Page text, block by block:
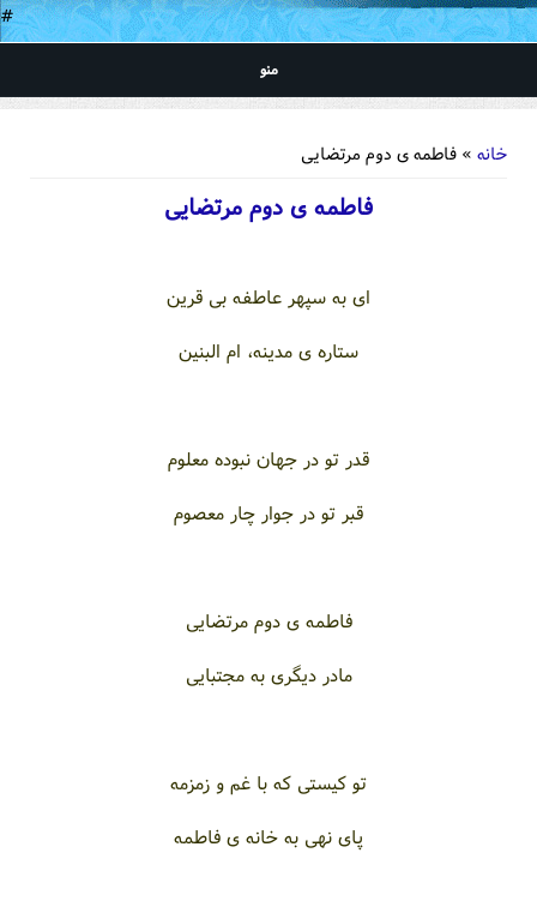
#
منو
خانه » فاطمه ی دوم مرتضایی
فاطمه ی دوم مرتضایی
ای به سپهر عاطفه بی قرین
ستاره ی مدینه، ام البنین
قدر تو در جهان نبوده معلوم
قبر تو در جوار چار معصوم
فاطمه ی دوم مرتضایی
مادر دیگری به مجتبایی
تو کیستی که با غم و زمزمه
پای نهی به خانه ی فاطمه